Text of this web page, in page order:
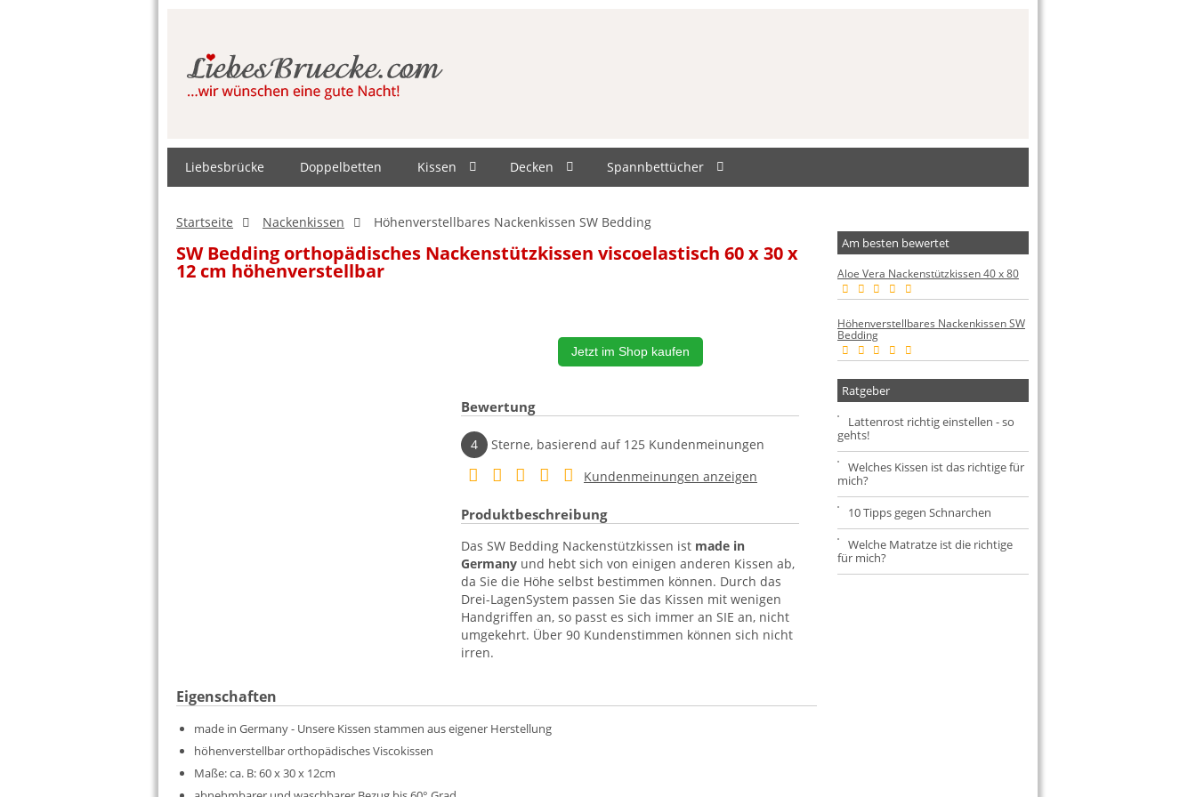
Liebesbrücke Doppelbetten Kissen Decken Spannbettücher
Startseite Nackenkissen Höhenverstellbares Nackenkissen SW Bedding
SW Bedding orthopädisches Nackenstützkissen viscoelastisch 60 x 30 x
12 cm höhenverstellbar
Bewertung
4 Sterne, basierend auf 125 Kundenmeinungen
Kundenmeinungen anzeigen
Produktbeschreibung
Das SW Bedding Nackenstützkissen ist made in
Germany und hebt sich von einigen anderen Kissen ab,
da Sie die Höhe selbst bestimmen können. Durch das
Drei-LagenSystem passen Sie das Kissen mit wenigen
Handgriffen an, so passt es sich immer an SIE an, nicht
umgekehrt. Über 90 Kundenstimmen können sich nicht
irren.
Eigenschaften
made in Germany - Unsere Kissen stammen aus eigener Herstellung
höhenverstellbar orthopädisches Viscokissen
Maße: ca. B: 60 x 30 x 12cm
Am besten bewertet
Aloe Vera Nackenstützkissen 40 x 80
Höhenverstellbares Nackenkissen SW
Bedding
Ratgeber
Lattenrost richtig einstellen - so
gehts!
Welches Kissen ist das richtige für
mich?
10 Tipps gegen Schnarchen
Welche Matratze ist die richtige
für mich?